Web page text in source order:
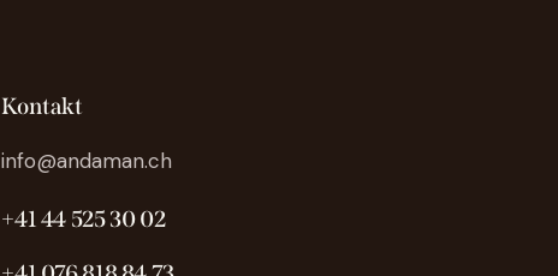
Kontakt
info@andaman.ch
+41 44 525 30 02